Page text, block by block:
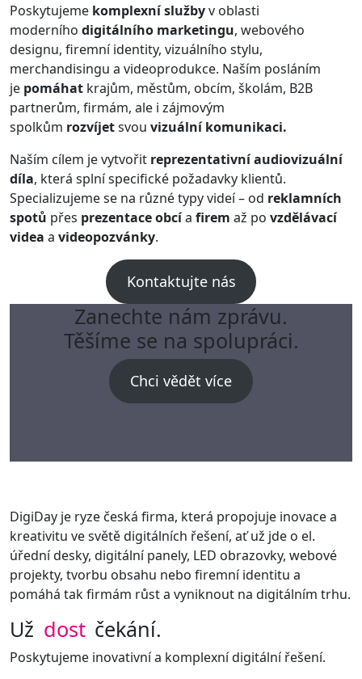
Poskytujeme komplexní službyv oblasti
moderního digitálního marketingu, webového
designu, firemní identity, vizuálního stylu,
merchandisingu a videoprodukce. Naším posláním
je pomáhat krajům, městům, obcím, školám, B2B
partnerům, firmám, ale i zájmovým
spolkům rozvíjetsvou vizuální komunikaci.
Naším cílem je vytvořit reprezentativní audiovizuální
díla, která splní specifické požadavky klientů.
Specializujeme se na různé typy videí – od reklamních
spotů přes prezentace obcía firem až po vzdělávací
videa a videopozvánky.
Kontaktujte nás
Zanechte nám zprávu.
Těšíme se na spolupráci.
Chci vědět více
DigiDay je ryze česká firma, která propojuje inovace a
kreativitu ve světě digitálních řešení, ať už jde o el.
úřední desky, digitální panely, LED obrazovky, webové
projekty, tvorbu obsahu nebo firemní identitu a
pomáhá tak firmám růst a vyniknout na digitálním trhu.
Už dost čekání.
Poskytujeme inovativní a komplexní digitální řešení.